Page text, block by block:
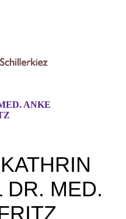
ANKE
DR. MED.